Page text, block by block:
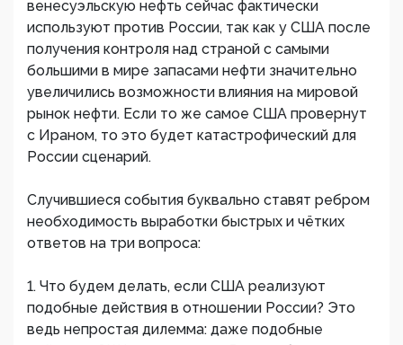
венесуэльскую нефть сейчас фактически
используют против России, так как у США после
получения контроля над страной с самыми
большими в мире запасами нефти значительно
увеличились возможности влияния на мировой
рынок нефти. Если то же самое США провернут
с Ираном, то это будет катастрофический для
России сценарий.
Случившиеся события буквально ставят ребром
необходимость выработки быстрых и чëтких
ответов на три вопроса:
1. Что будем делать, если США реализуют
подобные действия в отношении России? Это
ведь непростая дилемма: даже подобные